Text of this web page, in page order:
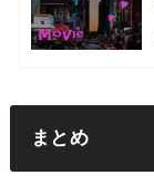
まとめ